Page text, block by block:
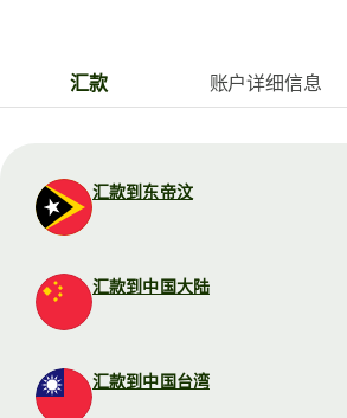
汇款 账户详细信息
汇款到东帝汶
汇款到中国大陆
汇款到中国台湾